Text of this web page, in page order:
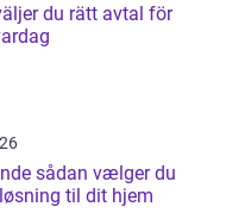
du
til dit hjem